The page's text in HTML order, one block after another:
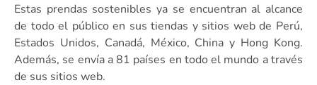
Estas prendas sostenibles ya se encuentran al alcance
de todo el público en sus tiendas y sitios web de Perú,
Estados Unidos, Canadá, México, China y Hong Kong.
Además, se envía a 81 países en todo el mundo a través
de sus sitios web.